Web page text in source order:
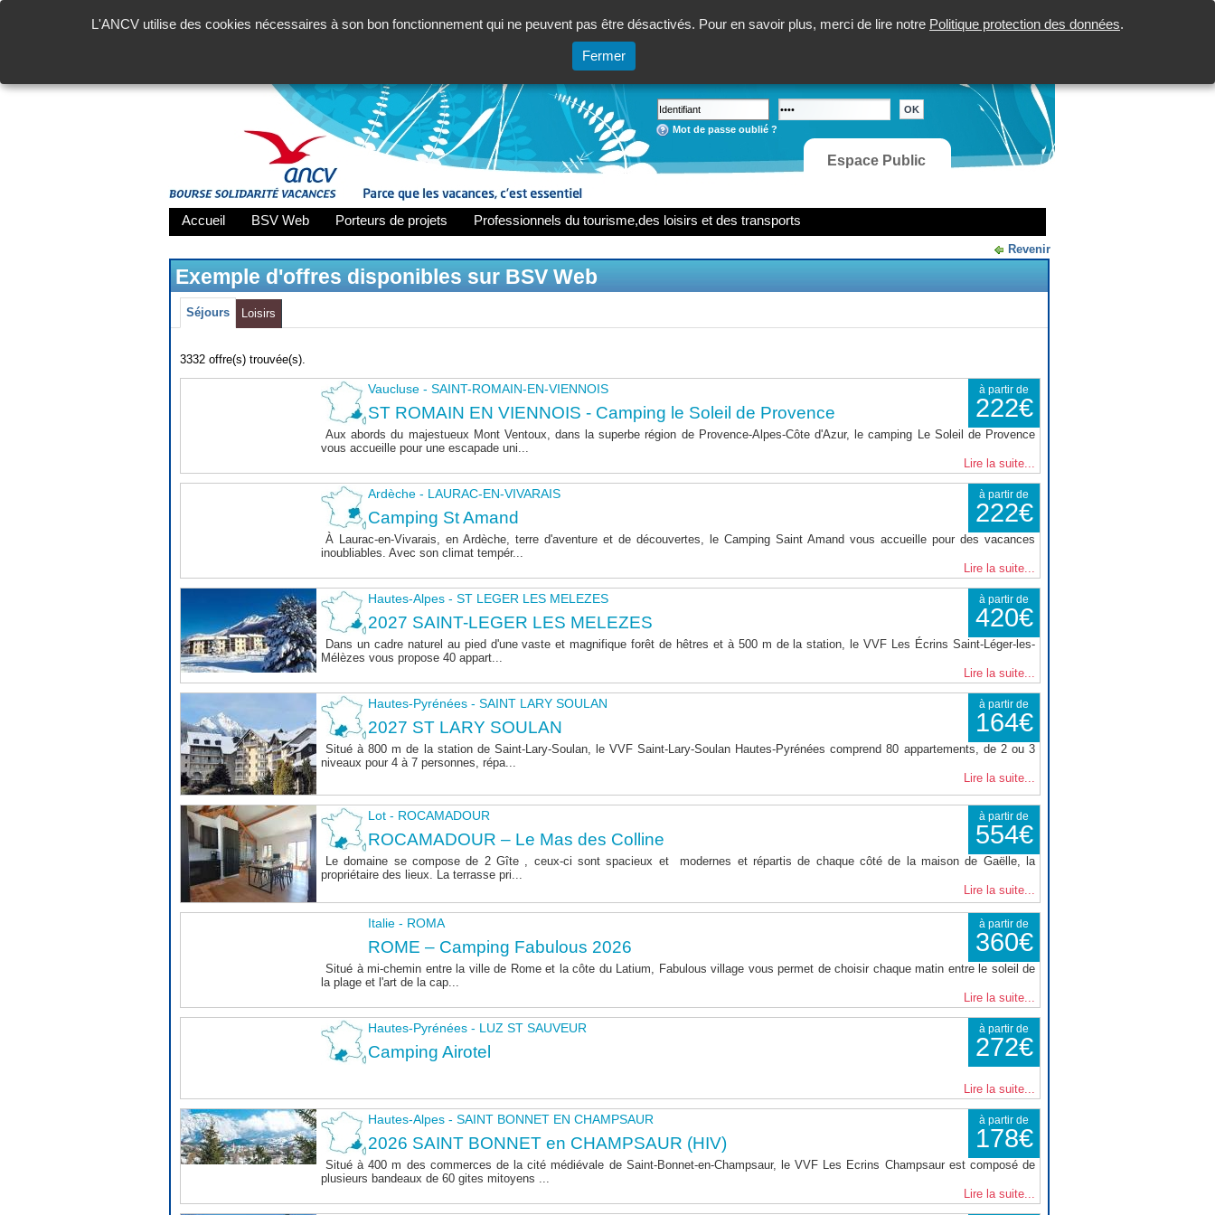
L'ANCV utilise des cookies nécessaires à son bon fonctionnement qui ne peuvent pas être désactivés. Pour en savoir plus, merci de lire notre Politique protection des données.
Fermer
Mot de passe oublié ?
Espace Public
Accueil BSV Web Porteurs de projets Professionnels du tourisme,des loisirs et des transports
Revenir
Exemple d'offres disponibles sur BSV Web
Séjours Loisirs
3332 offre(s) trouvée(s).
Vaucluse - SAINT-ROMAIN-EN-VIENNOIS à partir de
222€
ST ROMAIN EN VIENNOIS - Camping le Soleil de Provence
Aux abords du majestueux Mont Ventoux, dans la superbe région de Provence-Alpes-Côte d'Azur, le camping Le Soleil de Provence
vous accueille pour une escapade uni...
Lire la suite...
Ardèche - LAURAC-EN-VIVARAIS à partir de
222€
Camping St Amand
À Laurac-en-Vivarais, en Ardèche, terre d'aventure et de découvertes, le Camping Saint Amand vous accueille pour des vacances
inoubliables. Avec son climat tempér...
Lire la suite...
Hautes-Alpes - ST LEGER LES MELEZES à partir de
420€
2027 SAINT-LEGER LES MELEZES
Dans un cadre naturel au pied d'une vaste et magnifique forêt de hêtres et à 500 m de la station, le VVF Les Écrins Saint-Léger-les-
Mélèzes vous propose 40 appart...
Lire la suite...
Hautes-Pyrénées - SAINT LARY SOULAN à partir de
164€
2027 ST LARY SOULAN
Situé à 800 m de la station de Saint-Lary-Soulan, le VVF Saint-Lary-Soulan Hautes-Pyrénées comprend 80 appartements, de 2 ou 3
niveaux pour 4 à 7 personnes, répa...
Lire la suite...
Lot - ROCAMADOUR à partir de
554€
ROCAMADOUR – Le Mas des Colline
Le domaine se compose de 2 Gîte , ceux-ci sont spacieux et modernes et répartis de chaque côté de la maison de Gaëlle, la
propriétaire des lieux. La terrasse pri...
Lire la suite...
Italie - ROMA à partir de
360€
ROME – Camping Fabulous 2026
Situé à mi-chemin entre la ville de Rome et la côte du Latium, Fabulous village vous permet de choisir chaque matin entre le soleil de
la plage et l'art de la cap...
Lire la suite...
Hautes-Pyrénées - LUZ ST SAUVEUR à partir de
272€
Camping Airotel
Lire la suite...
Hautes-Alpes - SAINT BONNET EN CHAMPSAUR à partir de
178€
2026 SAINT BONNET en CHAMPSAUR (HIV)
Situé à 400 m des commerces de la cité médiévale de Saint-Bonnet-en-Champsaur, le VVF Les Ecrins Champsaur est composé de
plusieurs bandeaux de 60 gites mitoyens ...
Lire la suite...